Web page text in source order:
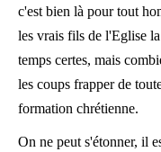
c'est bien là pour tout
les vrais fils de l'Eglise
temps certes, mais
les coups frapper de
formation chrétienne.
On ne peut s'étonner, il